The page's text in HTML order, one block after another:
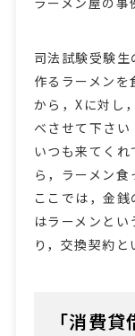
司法試験受験
作るラーメン
から，Xに対し
べさせて下さい
いつも来てく
ら，ラーメン食
ここでは，金
はラーメンと
り，交換契約と
「消費貸